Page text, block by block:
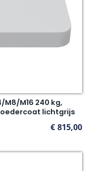
M16 240 kg,
lichtgrijs
€ 815,00